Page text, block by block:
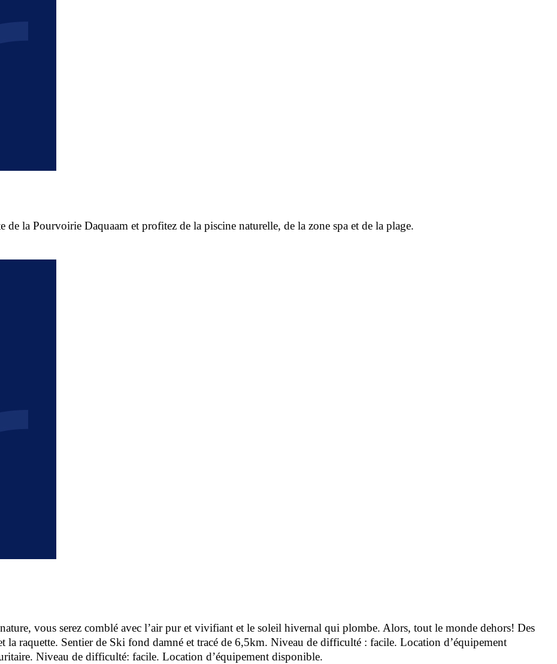
de la Pourvoirie Daquaam et profitez de la piscine naturelle, de la zone spa et de la plage.
vous serez comblé avec l’air pur et vivifiant et le soleil hivernal qui plombe. Alors, tout le monde dehors! Des
la raquette. Sentier de Ski fond damné et tracé de 6,5km. Niveau de difficulté : facile. Location d’équipement
Niveau de difficulté: facile. Location d’équipement disponible.